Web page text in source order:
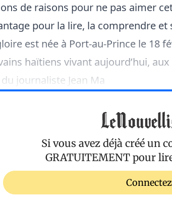
de raisons pour ne pas aimer
pour la lire, la comprendre
est née à Port-au-Prince le 18
haïtiens vivant aujourd’hui,
du journaliste Jean Ma
Si vous avez déjà créé un
GRATUITEMENT pour